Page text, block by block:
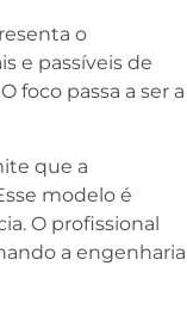
o
e passíveis de
foco passa a ser a
que a
modelo é
O profissional
a engenharia